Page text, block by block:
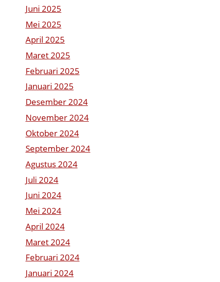
Juni 2025
Mei 2025
April 2025
Maret 2025
Februari 2025
Januari 2025
Desember 2024
November 2024
Oktober 2024
September 2024
Agustus 2024
Juli 2024
Juni 2024
Mei 2024
April 2024
Maret 2024
Februari 2024
Januari 2024